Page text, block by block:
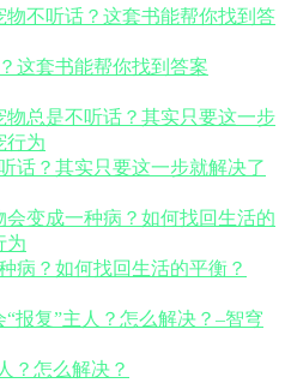
这套书能帮你找到答案
话？其实只要这一步就解决了
病？如何找回生活的平衡？
？怎么解决？